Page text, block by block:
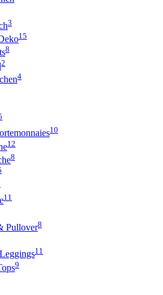
3
15
8
2
4
10
12
8
11
Pullover8
11
9